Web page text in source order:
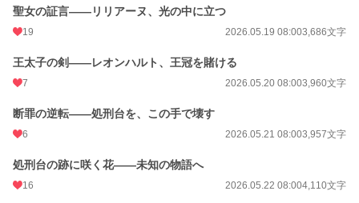
聖女の証言——リリアーヌ、光の中に立つ
19 2026.05.19 08:003,686文字
王太子の剣——レオンハルト、王冠を賭ける
7 2026.05.20 08:003,960文字
断罪の逆転——処刑台を、この手で壊す
6 2026.05.21 08:003,957文字
処刑台の跡に咲く花——未知の物語へ
16 2026.05.22 08:004,110文字